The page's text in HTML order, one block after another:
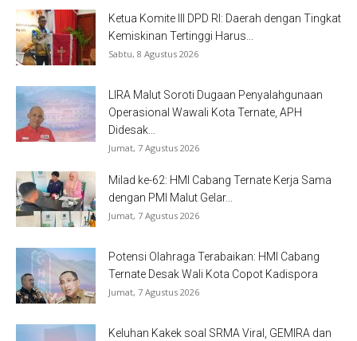
Ketua Komite III DPD RI: Daerah dengan Tingkat
Kemiskinan Tertinggi Harus...
Sabtu, 8 Agustus 2026
LIRA Malut Soroti Dugaan Penyalahgunaan
Operasional Wawali Kota Ternate, APH
Didesak...
Jumat, 7 Agustus 2026
Milad ke-62: HMI Cabang Ternate Kerja Sama
dengan PMI Malut Gelar...
Jumat, 7 Agustus 2026
Potensi Olahraga Terabaikan: HMI Cabang
Ternate Desak Wali Kota Copot Kadispora
Jumat, 7 Agustus 2026
Keluhan Kakek soal SRMA Viral, GEMIRA dan